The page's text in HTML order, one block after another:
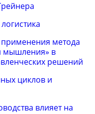
метода
мышления» в
решений
циклов и
влияет на